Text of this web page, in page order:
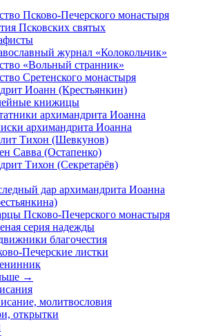
Псково-Печерского монастыря
Псковских святых
журнал «Колокольчик»
«Вольный странник»
Сретенского монастыря
Иоанн (Крестьянкин)
книжицы
архимандрита Иоанна
архимандрита Иоанна
Тихон (Шевкунов)
Савва (Остапенко)
Тихон (Секретарёв)
дар архимандрита Иоанна
Псково-Печерского монастыря
серия надежды
благочестия
Печерские листки
→
молитвословия
открытки